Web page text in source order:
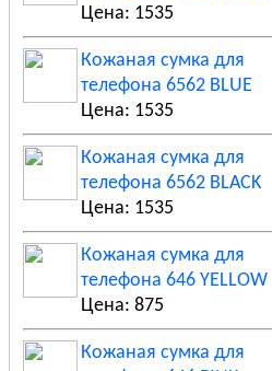
Цена: 1535
Кожаная сумка для
телефона 6562 BLUE
Цена: 1535
Кожаная сумка для
телефона 6562 BLACK
Цена: 1535
Кожаная сумка для
телефона 646 YELLOW
Цена: 875
Кожаная сумка для